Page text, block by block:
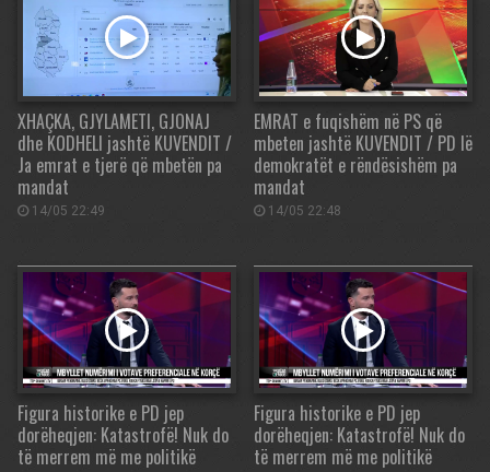
XHAÇKA, GJYLAMETI, GJONAJ
dhe KODHELI jashtë KUVENDIT /
Ja emrat e tjerë që mbetën pa
mandat
14/05 22:49
EMRAT e fuqishëm në PS që
mbeten jashtë KUVENDIT / PD lë
demokratët e rëndësishëm pa
mandat
14/05 22:48
Figura historike e PD jep
dorëheqjen: Katastrofë! Nuk do
të merrem më me politikë
Figura historike e PD jep
dorëheqjen: Katastrofë! Nuk do
të merrem më me politikë